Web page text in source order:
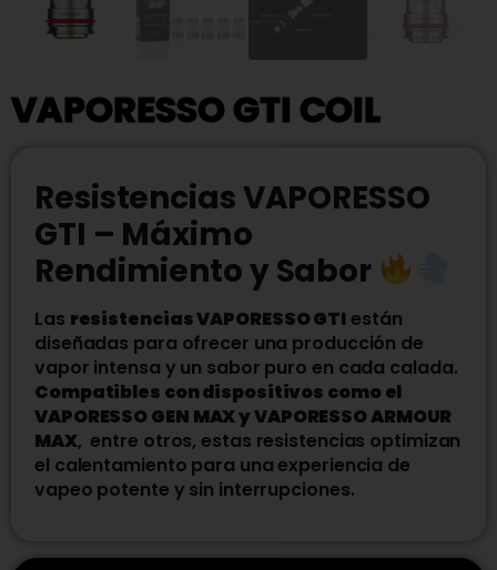
VAPORESSO GTI COIL
Resistencias VAPORESSO
GTI – Máximo
Rendimiento y Sabor
Las resistencias VAPORESSO GTI están
diseñadas para ofrecer una producción de
vapor intensa y un sabor puro en cada calada.
Compatibles con dispositivos como el
VAPORESSO GEN MAX y VAPORESSO ARMOUR
MAX, entre otros, estas resistencias optimizan
el calentamiento para una experiencia de
vapeo potente y sin interrupciones.